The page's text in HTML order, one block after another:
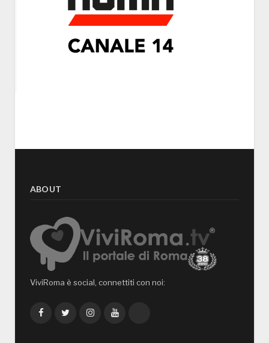
ABOUT
ViviRoma è social, connettiti con noi:
FacebookTwitterInstagramYouTube